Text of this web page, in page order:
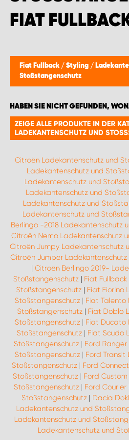
IAT FULLBACK
Fiat Fullback / Styling /
Stoßstangenschutz
HABEN SIE NICHT GEFUNDEN,
ZEIGE ALLE PRODUKTE IN DER
LADEKANTENSCHUTZ UND
Citroën Ladekantenschutz und
Ladekantenschutz und
Ladekantenschutz und
Ladekantenschutz und
Ladekantenschutz und
Ladekantenschutz und
Berlingo -2018 Ladekantenschutz
Citroën Nemo Ladekantenschutz
Citroën Jumpy Ladekantenschutz
Citroën Jumper
| Citroën Berlingo 2019-
Stoßstangenschutz | Fiat
Stoßstangenschutz | Fiat Fiorino
Stoßstangenschutz| Fiat Talento
Stoßstangenschutz| Fiat Doblo
Stoßstangenschutz| Fiat Ducato
Stoßstangenschutz| Fiat Scudo
Stoßstangenschutz| Ford
Stoßstangenschutz | Ford Transit
Stoßstangenschutz| Ford
Stoßstangenschutz | Ford
Stoßstangenschutz | Ford
Stoßstangenschutz| Dacia
Ladekantenschutz und
Ladekantenschutz und
Ladekantenschutz und
WORK SYSTEM BRÜSSEL
WORK SYSTEM NAMEN
WORK SYSTEM WORK SYSTEM BRÜGGE